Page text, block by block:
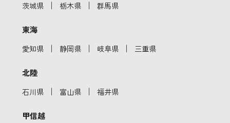
茨城県 ｜ 栃木県 ｜ 群馬県
東海
愛知県 ｜ 静岡県 ｜ 岐阜県 ｜ 三重県
北陸
石川県 ｜ 富山県 ｜ 福井県
甲信越